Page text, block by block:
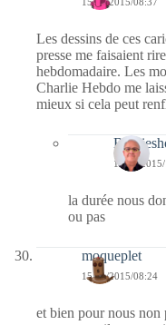
Les dessins de ces
presse me faisaient
hebdomadaire. Les
Charlie Hebdo me
mieux si cela peut
15/01/
la durée nous
ou pas
moqueplet
15/01/2015/08:24
et bien pour nous